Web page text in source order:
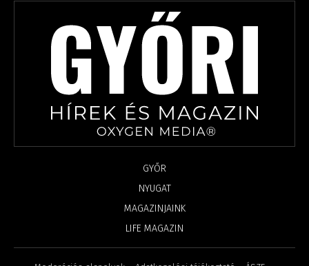
GYŐR
NYUGAT
MAGAZINJAINK
LIFE MAGAZIN